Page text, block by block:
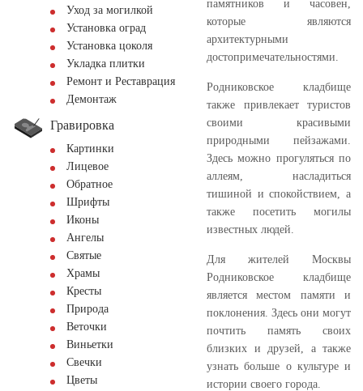
Уход за могилкой
Установка оград
Установка цоколя
Укладка плитки
Ремонт и Реставрация
Демонтаж
Гравировка
Картинки
Лицевое
Обратное
Шрифты
Иконы
Ангелы
Святые
Храмы
Кресты
Природа
Веточки
Виньетки
Свечки
Цветы
памятников и часовен,
которые являются
архитектурными
достопримечательностями.
Родниковское кладбище
также привлекает туристов
своими красивыми
природными пейзажами.
Здесь можно прогуляться по
аллеям, насладиться
тишиной и спокойствием, а
также посетить могилы
известных людей.
Для жителей Москвы
Родниковское кладбище
является местом памяти и
поклонения. Здесь они могут
почтить память своих
близких и друзей, а также
узнать больше о культуре и
истории своего города.